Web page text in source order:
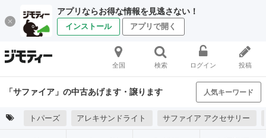
アプリならお得な情報を見逃さない！
インストール アプリで開く
全国 検索 ログイン 投稿
「サファイア」の中古あげます・譲ります 人気キーワード
トパーズ アレキサンドライト サファイア アクセサリー